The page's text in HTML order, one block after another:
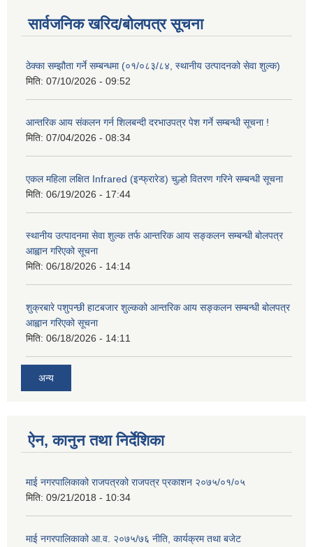
सार्वजनिक खरिद/बोलपत्र सूचना
ठेक्का सम्झौता गर्ने सम्बन्धमा (०१/०८३/८४, स्थानीय उत्पादनको सेवा शुल्क)
मिति: 07/10/2026 - 09:52
आन्तरिक आय संकलन गर्न शिलबन्दी दरभाउपत्र पेश गर्ने सम्बन्धी सूचना !
मिति: 07/04/2026 - 08:34
एकल महिला लक्षित Infrared (इन्फ्रारेड) चुल्हो वितरण गरिने सम्बन्धी सूचना
मिति: 06/19/2026 - 17:44
स्थानीय उत्पादनमा सेवा शुल्क तर्फ आन्तरिक आय सङ्कलन सम्बन्धी बोलपत्र
आह्वान गरिएको सूचना
मिति: 06/18/2026 - 14:14
शुक्रबारे पशुपन्छी हाटबजार शुल्कको आन्तरिक आय सङ्कलन सम्बन्धी बोलपत्र
आह्वान गरिएको सूचना
मिति: 06/18/2026 - 14:11
अन्य
ऐन, कानुन तथा निर्देशिका
माई नगरपालिकाको राजपत्रको राजपत्र प्रकाशन २०७५/०१/०५
मिति: 09/21/2018 - 10:34
माई नगरपालिकाको आ.व. २०७५/७६ नीति, कार्यक्रम तथा बजेट